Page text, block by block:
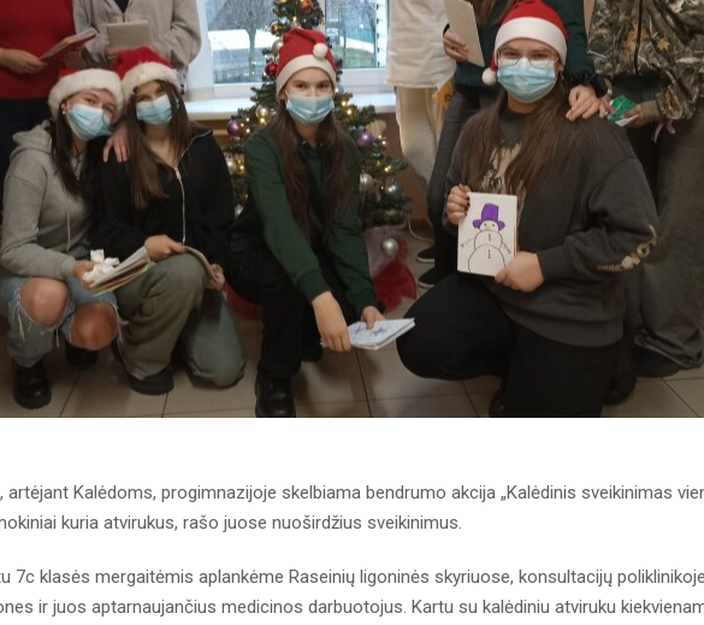
artėjant Kalėdoms, progimnazijoje skelbiama bendrumo akcija „Kalėdinis sveikinimas
kuria atvirukus, rašo juose nuoširdžius sveikinimus.
7c klasės mergaitėmis aplankėme Raseinių ligoninės skyriuose, konsultacijų poliklinikoje
ir juos aptarnaujančius medicinos darbuotojus. Kartu su kalėdiniu atviruku